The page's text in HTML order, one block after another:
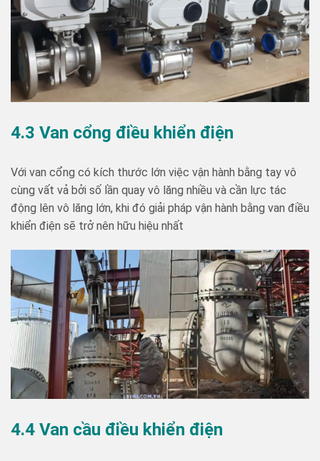
4.3 Van cổng điều khiển điện
Với van cổng có kích thước lớn việc vận hành bằng tay vô
cùng vất vả bởi số lần quay vô lăng nhiều và cần lực tác
động lên vô lăng lớn, khi đó giải pháp vận hành bằng van điều
khiển điện sẽ trở nên hữu hiệu nhất
4.4 Van cầu điều khiển điện